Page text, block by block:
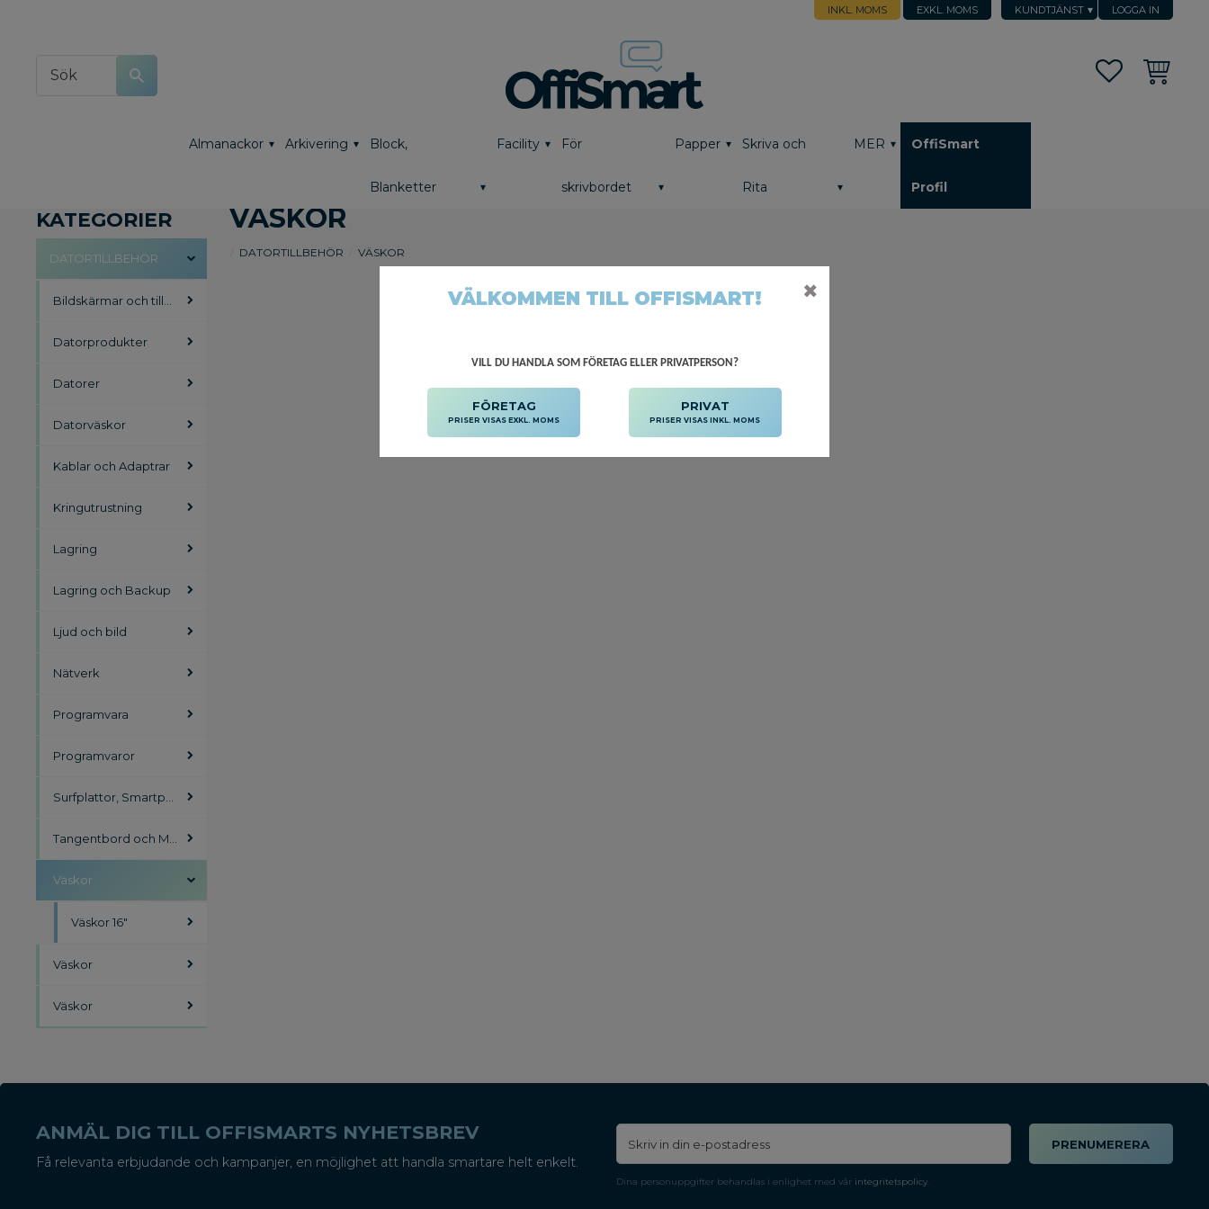
KUNDTJÄNST LOGGA IN
INKL. MOMS EXKL. MOMS
FavoriterKundvagn
Almanackor Arkivering Block,
Blanketter
Facility För
skrivbordet
Papper Skriva och
Rita
MER OffiSmart
Profil
VÄSKOR
DATORTILLBEHÖR VÄSKOR
KATEGORIER
DATORTILLBEHÖR
Bildskärmar och tillbehör
Datorprodukter
Datorer
Datorväskor
Kablar och Adaptrar
Kringutrustning
Lagring
Lagring och Backup
Ljud och bild
Nätverk
Programvara
Programvaror
Surfplattor, Smartphones
Tangentbord och Möss
Väskor
Väskor 16"
Väskor
Väskor
ANMÄL DIG TILL OFFISMARTS NYHETSBREV
Få relevanta erbjudande och kampanjer, en möjlighet att handla smartare helt enkelt.
PRENUMERERA
Dina personuppgifter behandlas i enlighet med vår integritetspolicy.
VÄLKOMMEN TILL OFFISMART!
VILL DU HANDLA SOM FÖRETAG ELLER PRIVATPERSON?
FÖRETAG
PRISER VISAS EXKL. MOMS
PRIVAT
PRISER VISAS INKL. MOMS
✖